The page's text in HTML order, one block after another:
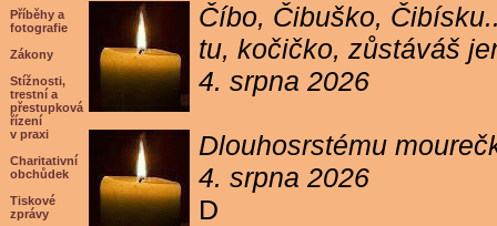
Příběhy a
fotografie
Zákony
Stížnosti,
trestní a
přestupková
řízení
v praxi
Charitativní
obchůdek
Tiskové
zprávy
Číbo, Čibuško,
tu, kočičko, zůstáváš
4. srpna 2026
Dlouhosrstému
4. srpna 2026
D